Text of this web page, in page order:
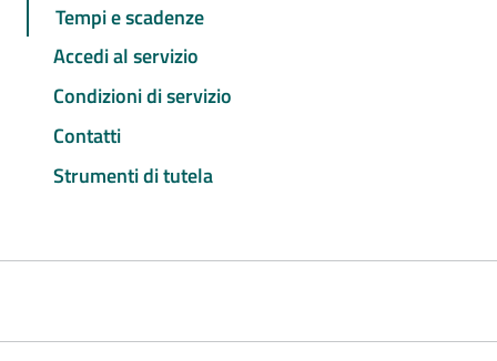
Tempi e scadenze
Accedi al servizio
Condizioni di servizio
Contatti
Strumenti di tutela